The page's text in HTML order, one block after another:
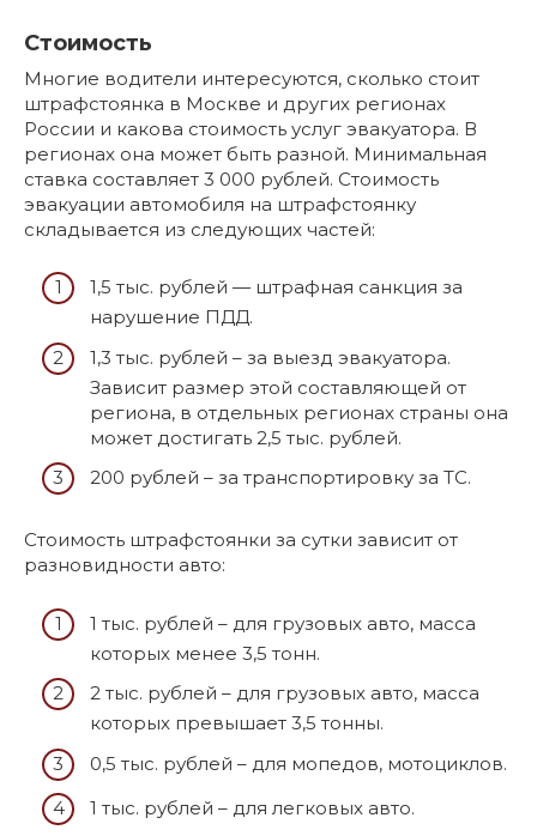
Стоимость
Многие водители интересуются, сколько стоит
штрафстоянка в Москве и других регионах
России и какова стоимость услуг эвакуатора. В
регионах она может быть разной. Минимальная
ставка составляет 3 000 рублей. Стоимость
эвакуации автомобиля на штрафстоянку
складывается из следующих частей:
1,5 тыс. рублей — штрафная санкция за
нарушение ПДД.
1,3 тыс. рублей – за выезд эвакуатора.
Зависит размер этой составляющей от
региона, в отдельных регионах страны она
может достигать 2,5 тыс. рублей.
200 рублей – за транспортировку за ТС.
Стоимость штрафстоянки за сутки зависит от
разновидности авто:
1 тыс. рублей – для грузовых авто, масса
которых менее 3,5 тонн.
2 тыс. рублей – для грузовых авто, масса
которых превышает 3,5 тонны.
0,5 тыс. рублей – для мопедов, мотоциклов.
1 тыс. рублей – для легковых авто.